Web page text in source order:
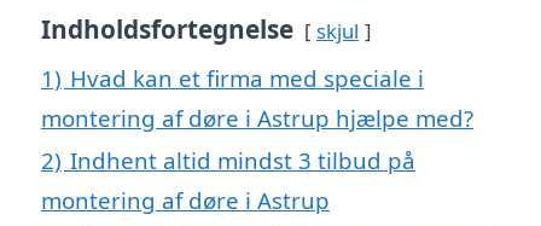
Indholdsfortegnelse skjul
1) Hvad kan et firma med speciale i
montering af døre i Astrup hjælpe med?
2) Indhent altid mindst 3 tilbud på
montering af døre i Astrup